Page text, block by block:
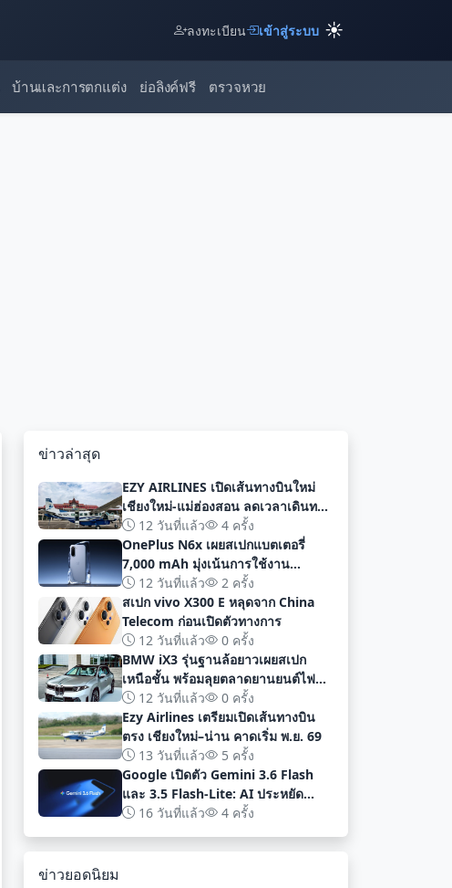
ลงทะเบียน เข้าสู่ระบบ ☀️
บ้านและการตกแต่ง ย่อลิงค์ฟรี ตรวจหวย
ข่าวล่าสุด
EZY AIRLINES เปิดเส้นทางบินใหม่
เชียงใหม่-แม่ฮ่องสอน ลดเวลาเดินทาง
เหลือเพียง 40 นาที
12 วันที่แล้ว
4 ครั้ง
OnePlus N6x เผยสเปกแบตเตอรี่
7,000 mAh มุ่งเน้นการใช้งาน
ยาวนานก่อนเปิดตัวอย่างเป็นทางการ
12 วันที่แล้ว
2 ครั้ง
สเปก vivo X300 E หลุดจาก China
Telecom ก่อนเปิดตัวทางการ
12 วันที่แล้ว
0 ครั้ง
BMW iX3 รุ่นฐานล้อยาวเผยสเปก
เหนือชั้น พร้อมลุยตลาดยานยนต์ไฟฟ้า
จีนด้วยระยะทาง 919 กม
12 วันที่แล้ว
0 ครั้ง
Ezy Airlines เตรียมเปิดเส้นทางบิน
ตรง เชียงใหม่–น่าน คาดเริ่ม พ.ย. 69
13 วันที่แล้ว
5 ครั้ง
Google เปิดตัว Gemini 3.6 Flash
และ 3.5 Flash-Lite: AI ประหยัด
ต้นทุน ประสิทธิภาพสูง สำหรับนัก
16 วันที่แล้ว 4 ครั้ง
ข่าวยอดนิยม